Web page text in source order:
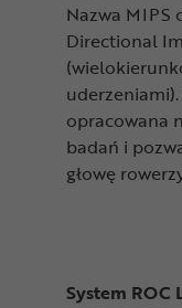
Nazwa MIPS
Directional
opracowana
badań i
głowę
System ROC